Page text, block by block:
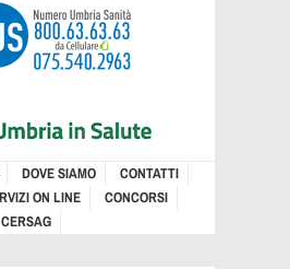
DOVE SIAMO
CONTATTI
ON LINE
CONCORSI
CERSAG